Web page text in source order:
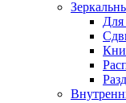
Для